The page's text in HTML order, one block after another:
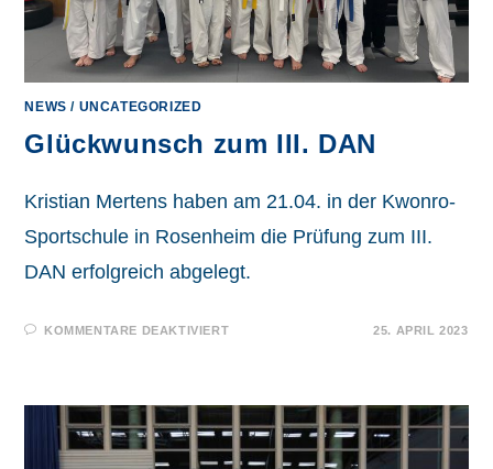
NEWS / UNCATEGORIZED
Glückwunsch zum III. DAN
Kristian Mertens haben am 21.04. in der Kwonro-
Sportschule in Rosenheim die Prüfung zum III.
DAN erfolgreich abgelegt.
KOMMENTARE DEAKTIVIERTFÜR
25. APRIL 2023